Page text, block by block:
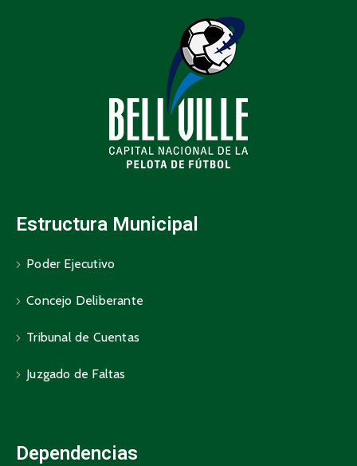
Estructura Municipal
Poder Ejecutivo
Concejo Deliberante
Tribunal de Cuentas
Juzgado de Faltas
Dependencias